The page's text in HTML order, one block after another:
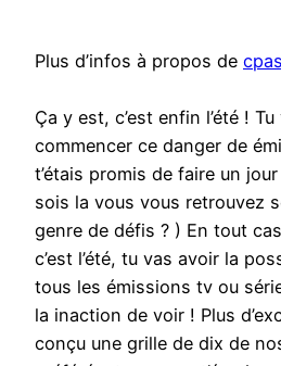
Plus d’infos à propos de
Ça y est, c’est enfin l’été !
commencer ce danger de
t’étais promis de faire un
sois la vous vous retrouvez
genre de défis ? ) En tout
c’est l’été, tu vas avoir la
tous les émissions tv ou
la inaction de voir ! Plus
conçu une grille de dix de